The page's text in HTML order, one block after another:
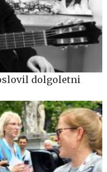
dolgoletni